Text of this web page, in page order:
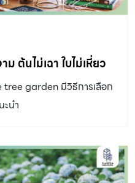
ม ต้นไม่เฉา ใบไม่เหี่ยว
garden มีวิธีการเลือก
ะนำ